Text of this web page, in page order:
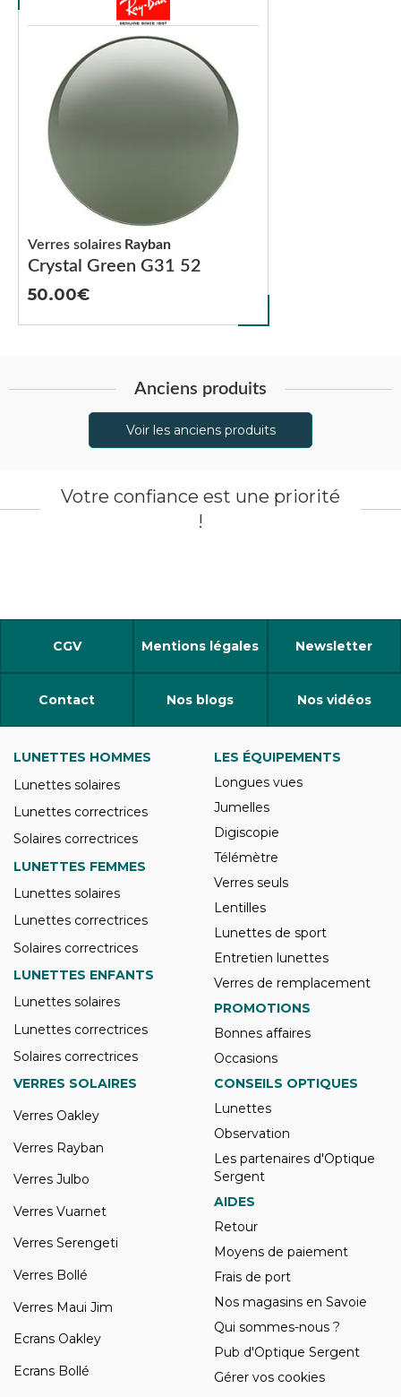
Crystal Green G31 52
Verres solaires Rayban
50.00
Anciens produits
Voir les anciens produits
Votre confiance est une priorité
!
CGV Mentions légales Newsletter
Contact Nos blogs Nos vidéos
LUNETTES HOMMES
Lunettes solaires
Lunettes correctrices
Solaires correctrices
LUNETTES FEMMES
Lunettes solaires
Lunettes correctrices
Solaires correctrices
LUNETTES ENFANTS
Lunettes solaires
Lunettes correctrices
Solaires correctrices
LES ÉQUIPEMENTS
Longues vues
Jumelles
Digiscopie
Télémètre
Verres seuls
Lentilles
Lunettes de sport
Entretien lunettes
Verres de remplacement
PROMOTIONS
Bonnes affaires
Occasions
VERRES SOLAIRES
Verres Oakley
Verres Rayban
Verres Julbo
Verres Vuarnet
Verres Serengeti
Verres Bollé
Verres Maui Jim
Ecrans Oakley
Ecrans Bollé
CONSEILS OPTIQUES
Lunettes
Observation
Les partenaires d'Optique
Sergent
AIDES
Retour
Moyens de paiement
Frais de port
Nos magasins en Savoie
Qui sommes-nous ?
Pub d'Optique Sergent
Gérer vos cookies